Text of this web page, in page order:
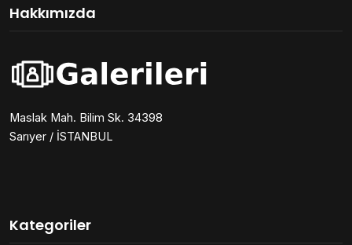
Hakkımızda
Maslak Mah. Bilim Sk. 34398
Sarıyer / İSTANBUL
Kategoriler